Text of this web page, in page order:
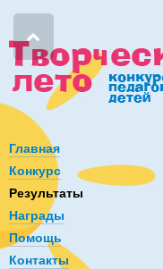
Главная
Конкурс
Результаты
Награды
Помощь
Контакты